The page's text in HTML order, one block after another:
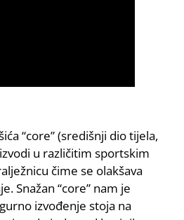
“core” (središnji dio tijela,
u različitim sportskim
čime se olakšava
Snažan “core” nam je
izvođenje stoja na